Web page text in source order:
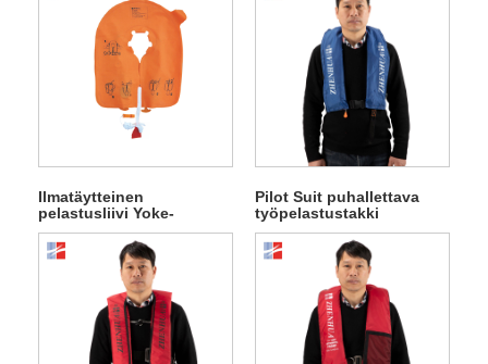
Ilmatäytteinen
pelastusliivi Yoke-
tyyppinen
Pilot Suit puhallettava
työpelastustakki